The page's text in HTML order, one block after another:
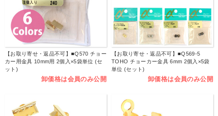
【お取り寄せ・返品不可】■Q570 チョー
カー用金具 10mm用 2個入×5袋単位 (セ
ット)
卸価格は会員のみ公開
【お取り寄せ・返品不可】■Q569-5
TOHO チョーカー金具 6mm 2個入×5袋
単位 (セット)
卸価格は会員のみ公開